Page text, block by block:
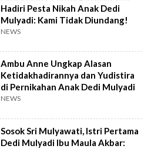
Hadiri Pesta Nikah Anak Dedi
Mulyadi: Kami Tidak Diundang!
NEWS
Ambu Anne Ungkap Alasan
Ketidakhadirannya dan Yudistira
di Pernikahan Anak Dedi Mulyadi
NEWS
Sosok Sri Mulyawati, Istri Pertama
Dedi Mulyadi Ibu Maula Akbar: